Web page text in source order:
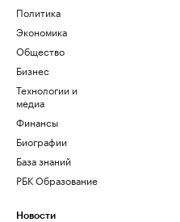
Политика
Экономика
Общество
Бизнес
Технологии и
медиа
Финансы
Биографии
База знаний
РБК Образование
Новости